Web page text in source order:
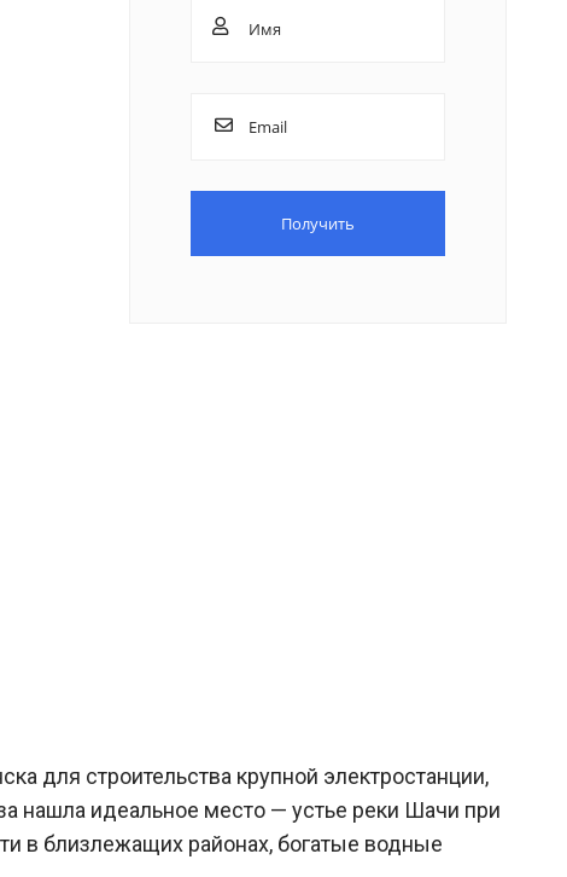
для строительства крупной электростанции,
нашла идеальное место — устье реки Шачи при
в близлежащих районах, богатые водные